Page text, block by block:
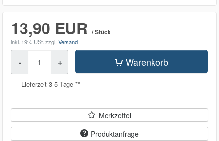
13,90 EUR / Stück
inkl. 19% USt. zzgl. Versand
- + Warenkorb
Lieferzeit 3-5 Tage **
Merkzettel
Produktanfrage